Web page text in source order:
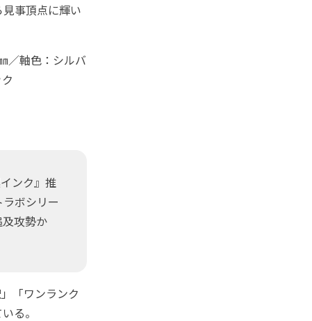
事頂点に輝い
／軸色：シルバ
ンク』推
ボシリー
攻勢か
「ワンランク
る。